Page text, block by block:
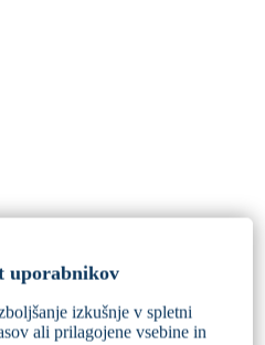
uporabnikov
izkušnje v spletni
ali prilagojene vsebine in